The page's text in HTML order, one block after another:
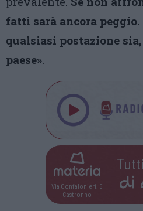
fatti sarà ancora peggio.
qualsiasi postazione
paese».
Via Confalonieri, 5
Castronno
di